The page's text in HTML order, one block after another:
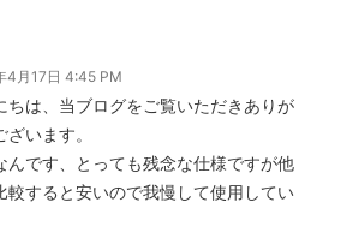
4月17日 4:45 PM
ちは、当ブログをご覧いただきありが
ざいます。
んです、とっても残念な仕様ですが他
較すると安いので我慢して使用してい